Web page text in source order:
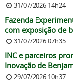
31/07/2026 14h24
Fazenda
com exposição de
31/07/2026 07h35
INC e parceiros
Inovação de
29/07/2026 10h37